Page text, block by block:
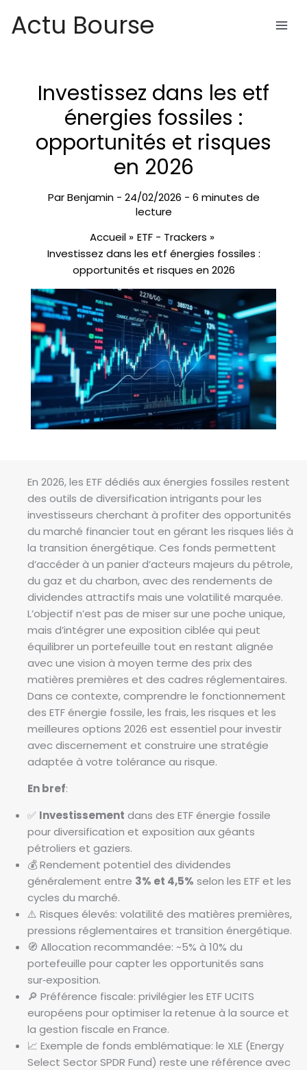
Actu Bourse
Investissez dans les etf
énergies fossiles :
opportunités et risques
en 2026
ParBenjamin - 24/02/2026 - 6 minutes de
lecture
Accueil
ETF - Trackers
Investissez dans les etf énergies fossiles :
opportunités et risques en 2026
En 2026, les ETF dédiés aux énergies fossiles restent
des outils de diversification intrigants pour les
investisseurs cherchant à profiter des opportunités
du marché financier tout en gérant les risques liés à
la transition énergétique. Ces fonds permettent
d’accéder à un panier d’acteurs majeurs du pétrole,
du gaz et du charbon, avec des rendements de
dividendes attractifs mais une volatilité marquée.
L’objectif n’est pas de miser sur une poche unique,
mais d’intégrer une exposition ciblée qui peut
équilibrer un portefeuille tout en restant alignée
avec une vision à moyen terme des prix des
matières premières et des cadres réglementaires.
Dans ce contexte, comprendre le fonctionnement
des ETF énergie fossile, les frais, les risques et les
meilleures options 2026 est essentiel pour investir
avec discernement et construire une stratégie
adaptée à votre tolérance au risque.
En bref:
✅ Investissement dans des ETF énergie fossile
pour diversification et exposition aux géants
pétroliers et gaziers.
💰 Rendement potentiel des dividendes
généralement entre 3% et 4,5% selon les ETF et les
cycles du marché.
⚠️ Risques élevés: volatilité des matières premières,
pressions réglementaires et transition énergétique.
🧭 Allocation recommandée: ~5% à 10% du
portefeuille pour capter les opportunités sans
sur‑exposition.
🔎 Préférence fiscale: privilégier les ETF UCITS
européens pour optimiser la retenue à la source et
la gestion fiscale en France.
📈 Exemple de fonds emblématique: le XLE (Energy
Select Sector SPDR Fund) reste une référence avec